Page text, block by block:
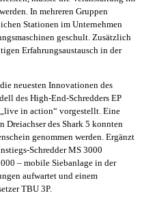
In mehreren Gruppen
Stationen im Unternehmen
geschult. Zusätzlich
Erfahrungsaustausch in der
neuesten Innovationen des
des High-End-Schredders EP
in action“ vorgestellt. Eine
des Shark 5 konnten
genommen werden. Ergänzt
Schredder MS 3000
– mobile Siebanlage in der
aufwartet und einem
TBU 3P.